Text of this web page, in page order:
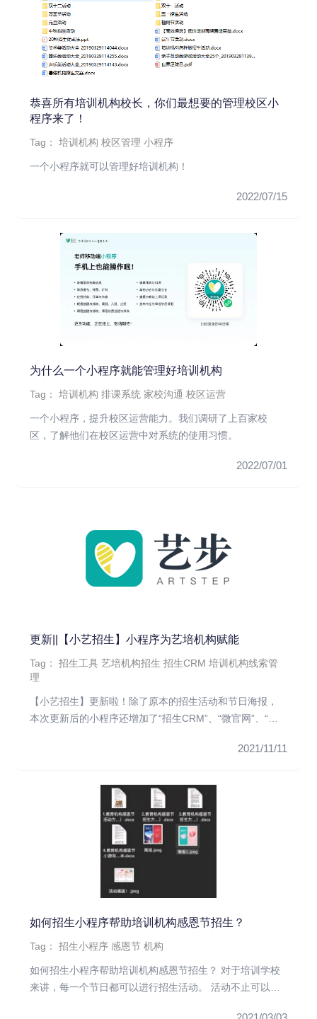
恭喜所有培训机构校长，你们最想要的管理校区小
程序来了！
Tag：培训机构 校区管理 小程序
一个小程序就可以管理好培训机构！
2022/07/15
为什么一个小程序就能管理好培训机构
Tag：培训机构 排课系统 家校沟通 校区运营
一个小程序，提升校区运营能力。我们调研了上百家校
区，了解他们在校区运营中对系统的使用习惯。
2022/07/01
更新||【小艺招生】小程序为艺培机构赋能
Tag：招生工具 艺培机构招生 招生CRM 培训机构线索管
理
【小艺招生】更新啦！除了原本的招生活动和节日海报，
本次更新后的小程序还增加了“招生CRM”、“微官网”、“采
2021/11/11
如何招生小程序帮助培训机构感恩节招生？
Tag：招生小程序 感恩节 机构
如何招生小程序帮助培训机构感恩节招生？ 对于培训学校
来讲，每一个节日都可以进行招生活动。 活动不止可以帮